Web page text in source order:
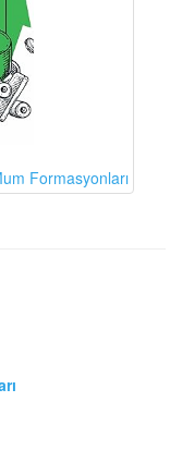
Formasyonları